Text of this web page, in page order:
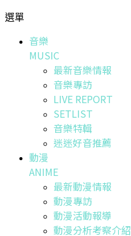
選單
音樂
MUSIC
最新音樂情報
音樂專訪
LIVE REPORT
SETLIST
音樂特輯
迷迷好音推薦
動漫
ANIME
最新動漫情報
動漫專訪
動漫活動報導
動漫分析考察介紹